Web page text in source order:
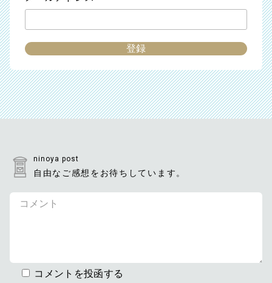
ninoya post
自由なご感想をお待ちしています。
コメントを投函する